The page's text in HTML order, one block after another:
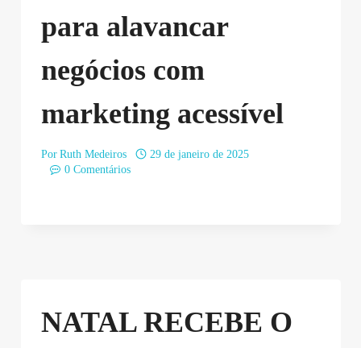
para alavancar
negócios com
marketing acessível
Por Ruth Medeiros
29 de janeiro de 2025
0 Comentários
NATAL RECEBE O